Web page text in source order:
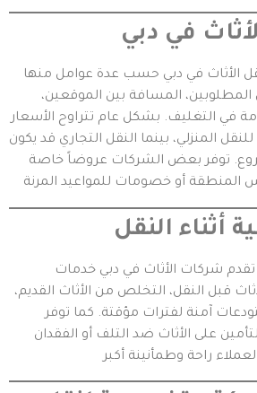
في دبي
الأثاث في دبي حسب عدة عوامل منها
المطلوبين، المسافة بين الموقعين،
في التغليف. بشكل عام تتراوح الأسعار
إلى 1500 درهم للنقل المنزلي، بينما النقل التجاري قد يكون
توفر بعض الشركات عروضاً خاصة
أثناء النقل
تقدم شركات الأثاث في دبي خدمات
قبل النقل، التخلص من الأثاث القديم،
آمنة لفترات مؤقتة. كما توفر
على الأثاث ضد التلف أو الفقدان